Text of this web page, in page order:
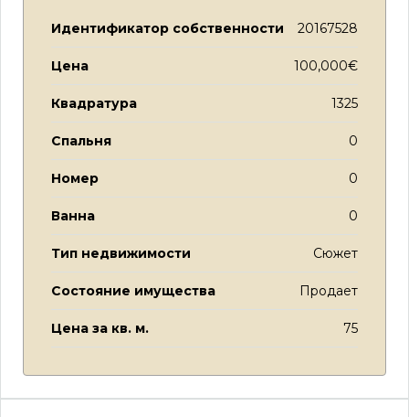
Идентификатор собственности 20167528
Цена 100,000€
Квадратура 1325
Спальня 0
Номер 0
Ванна 0
Тип недвижимости Сюжет
Состояние имущества Продает
Цена за кв. м. 75